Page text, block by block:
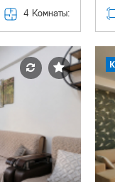
4 Комнаты: